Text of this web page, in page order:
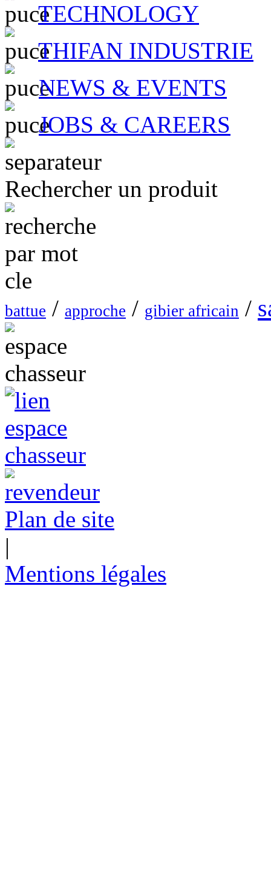
TECHNOLOGY
THIFAN INDUSTRIE
NEWS & EVENTS
JOBS & CAREERS
Rechercher un produit
battue / approche / gibier africain /
Plan de site
|
Mentions légales